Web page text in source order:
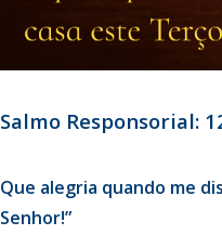
Salmo Responsorial:
Que alegria quando me
Senhor!”